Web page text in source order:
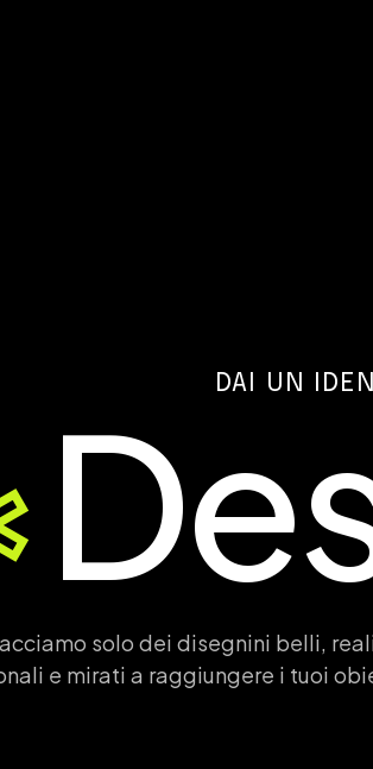
DAI UN
solo dei disegnini belli,
e mirati a raggiungere i tuoi